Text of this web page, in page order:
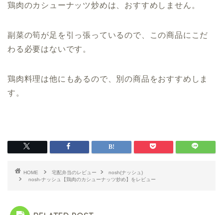
鶏肉のカシューナッツ炒めは、おすすめしません。
副菜の筍が足を引っ張っているので、この商品にこだ
わる必要はないです。
鶏肉料理は他にもあるので、別の商品をおすすめしま
す。
HOME 宅配弁当のレビュー
nosh(ナッシュ)
nosh-ナッシュ【鶏肉のカシューナッツ炒め】をレビュー